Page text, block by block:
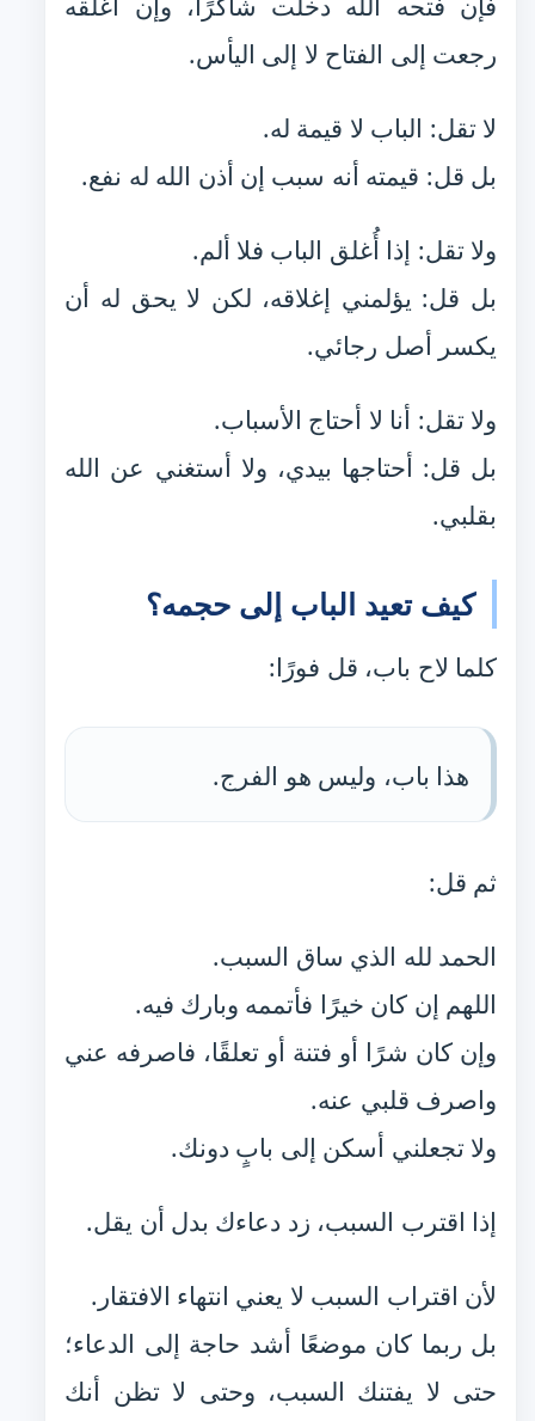
رجعت إلى الفتاح لا إلى اليأس.
لا تقل: الباب لا قيمة له.
بل قل: قيمته أنه سبب إن أذن الله له نفع.
ولا تقل: إذا أُغلق الباب فلا ألم.
بل قل: يؤلمني إغلاقه، لكن لا يحق له أن
يكسر أصل رجائي.
ولا تقل: أنا لا أحتاج الأسباب.
بل قل: أحتاجها بيدي، ولا أستغني عن الله
بقلبي.
كيف تعيد الباب إلى حجمه؟
كلما لاح باب، قل فورًا:
هذا باب، وليس هو الفرج.
ثم قل:
الحمد لله الذي ساق السبب.
اللهم إن كان خيرًا فأتممه وبارك فيه.
وإن كان شرًا أو فتنة أو تعلقًا، فاصرفه عني
واصرف قلبي عنه.
ولا تجعلني أسكن إلى بابٍ دونك.
إذا اقترب السبب، زد دعاءك بدل أن يقل.
لأن اقتراب السبب لا يعني انتهاء الافتقار.
بل ربما كان موضعًا أشد حاجة إلى الدعاء؛
حتى لا يفتنك السبب، وحتى لا تظن أنك